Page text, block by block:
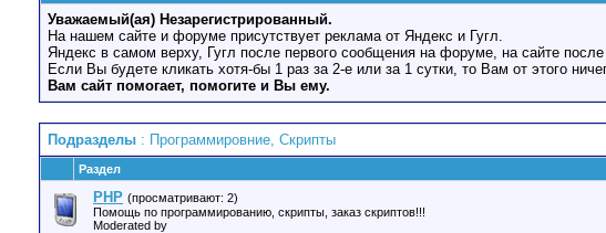
Уважаемый(ая) Незарегистрированный.
На нашем сайте и форуме присутствует реклама от Яндекс и Гугл.
Яндекс в самом верху, Гугл после первого сообщения на форуме, на сайте
Если Вы будете кликать хотя-бы 1 раз за 2-е или за 1 сутки, то Вам от этого
Вам сайт помогает, помогите и Вы ему.
Подразделы : Программировние, Скрипты
Раздел
PHP (просматривают: 2)
Помощь по программированию, скрипты, заказ скриптов!!!
Moderated by